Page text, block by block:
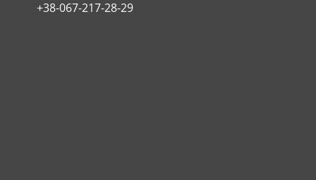
+38-067-217-28-29